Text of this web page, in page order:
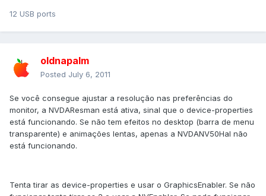
12 USB ports
oldnapalm
Posted July 6, 2011
Se você consegue ajustar a resolução nas preferências do
monitor, a NVDAResman está ativa, sinal que o device-properties
está funcionando. Se não tem efeitos no desktop (barra de menu
transparente) e animações lentas, apenas a NVDANV50Hal não
está funcionando.
Tenta tirar as device-properties e usar o GraphicsEnabler. Se não